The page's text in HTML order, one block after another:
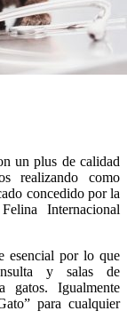
un plus de calidad
realizando como
concedido por la
Internacional
esencial por lo que
y salas de
gatos. Igualmente
para cualquier